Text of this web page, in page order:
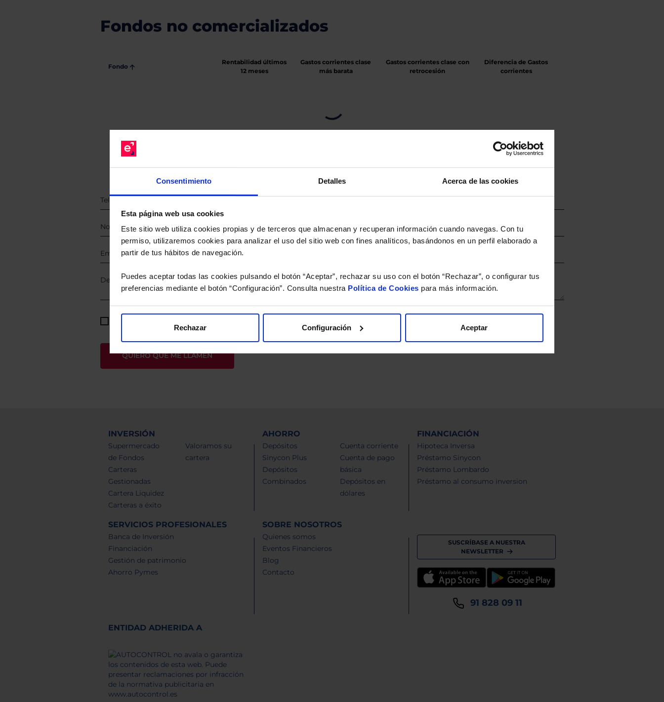
Consentimiento Detalles Acerca de las cookies
Esta página web usa cookies
Este sitio web utiliza cookies propias y de terceros que almacenan y recuperan información cuando navegas. Con tu
permiso, utilizaremos cookies para analizar el uso del sitio web con fines analíticos, basándonos en un perfil elaborado a
partir de tus hábitos de navegación.
Puedes aceptar todas las cookies pulsando el botón “Aceptar”, rechazar su uso con el botón “Rechazar”, o configurar tus
preferencias mediante el botón “Configuración”. Consulta nuestra Política de Cookies para más información.
Rechazar Configuración Aceptar
Fondos no comercializados
Fondo
Rentabilidad últimos
12 meses
Gastos corrientes clase
más barata
Gastos corrientes clase con
retrocesión
Diferencia de Gastos
corrientes
INVERSIÓN
Supermercado
de Fondos
Carteras
Gestionadas
Cartera Liquidez
Carteras a éxito
Valoramos su
cartera
AHORRO
Depósitos
Sinycon Plus
Depósitos
Combinados
Cuenta corriente
Cuenta de pago
básica
Depósitos en
dólares
FINANCIACIÓN
Hipoteca Inversa
Préstamo Sinycon
Préstamo Lombardo
Préstamo al consumo inversion
SERVICIOS PROFESIONALES
Banca de Inversión
Financiación
Gestión de patrimonio
Ahorro Pymes
SOBRE NOSOTROS
Quienes somos
Eventos Financieros
Blog
Contacto
SUSCRÍBASE A NUESTRA
NEWSLETTER
91 828 09 11
ENTIDAD ADHERIDA A